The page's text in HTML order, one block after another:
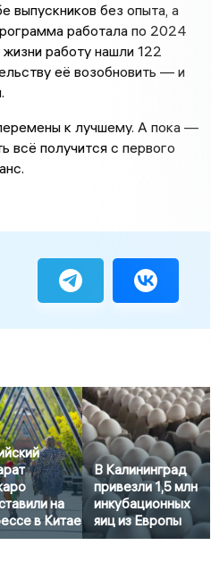
выпускников без опыта, а
работала по 2024
работу нашли 122
её возобновить — и
к лучшему. А пока —
всё получится с первого
на
в Китае
В Калининград
привезли 1,5 млн
инкубационных
яиц из Европы